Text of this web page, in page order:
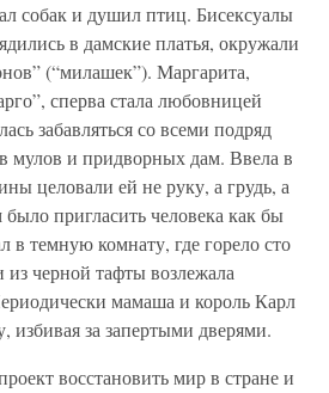
собак и душил птиц. Бисексуалы
в дамские платья, окружали
(“милашек”). Маргарита,
сперва стала любовницей
забавляться со всеми подряд
мулов и придворных дам. Ввела в
целовали ей не руку, а грудь, а
пригласить человека как бы
в темную комнату, где горело сто
черной тафты возлежала
мамаша и король Карл
избивая за запертыми дверями.
восстановить мир в стране и